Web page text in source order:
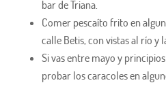
bar de Triana.
Comer pescaíto frito en
calle Betis, con vistas al río y
Si vas entre mayo y
probar los caracoles en